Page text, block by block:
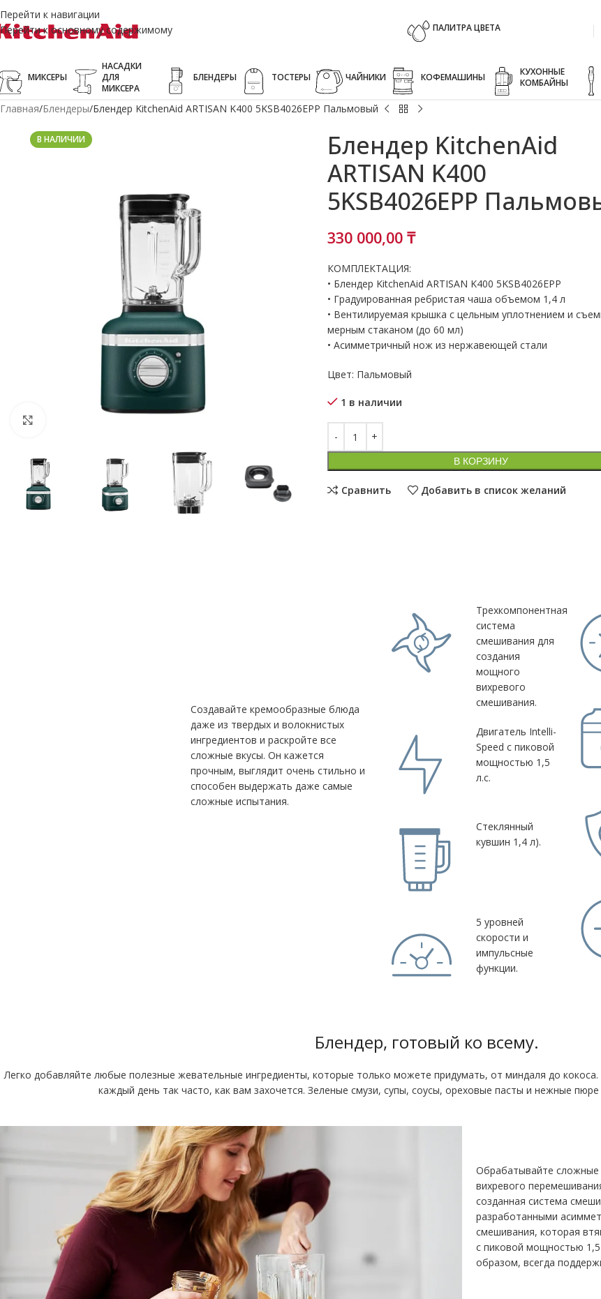
Перейти к навигации
Перейти к основному содержимому
ПАЛИТРА ЦВЕТА
МИКСЕРЫ
НАСАДКИ
ДЛЯ
МИКСЕРА
БЛЕНДЕРЫ ТОСТЕРЫ ЧАЙНИКИ КОФЕМАШИНЫ
КУХОННЫЕ
КОМБАЙНЫ
Главная Блендеры Блендер KitchenAid ARTISAN K400 5KSB4026EPP Пальмовый
В НАЛИЧИИ
Блендер KitchenAid
ARTISAN K400
5KSB4026EPP
330 000,00₸
КОМПЛЕКТАЦИЯ:
• Блендер KitchenAid ARTISAN K400 5KSB4026EPP
• Градуированная ребристая чаша объемом 1,4 л
• Вентилируемая крышка с цельным уплотнением и
мерным стаканом (до 60 мл)
• Асимметричный нож из нержавеющей стали
Цвет: Пальмовый
1 в наличии
В КОРЗИНУ
Сравнить Добавить в список желаний
Создавайте кремообразные блюда
даже из твердых и волокнистых
ингредиентов и раскройте все
сложные вкусы. Он кажется
прочным, выглядит очень стильно и
способен выдержать даже самые
сложные испытания.
Трехкомпонентная
система
смешивания для
создания
мощного
вихревого
смешивания.
Двигатель Intelli-
Speed ​​с пиковой
мощностью 1,5
л.с.
Стеклянный
кувшин 1,4 л).
5 уровней
скорости и
импульсные
функции.
Блендер, готовый ко всему.
Легко добавляйте любые полезные жевательные ингредиенты, которые только можете придумать, от миндаля до
каждый день так часто, как вам захочется. Зеленые смузи, супы, соусы, ореховые пасты и нежные
Обрабатывайте сложные
вихревого
созданная система
разработанными
смешивания, которая
с пиковой мощностью 1,5
образом, всегда